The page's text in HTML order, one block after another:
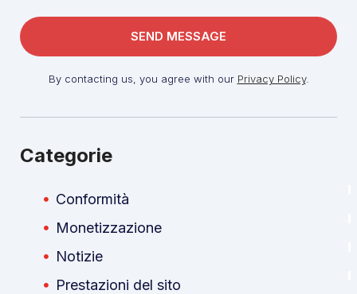
By contacting us, you agree with our Privacy Policy.
Categorie
Conformità
Monetizzazione
Notizie
Prestazioni del sito